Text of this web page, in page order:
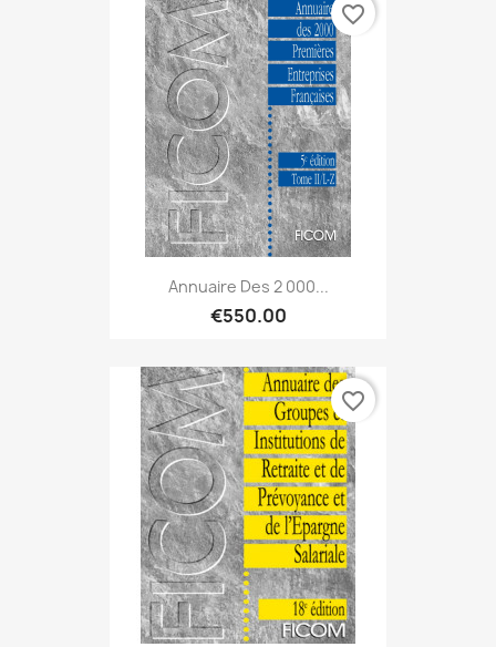
Annuaire Des 2 000...
€550.00
favorite_border
favorite_border